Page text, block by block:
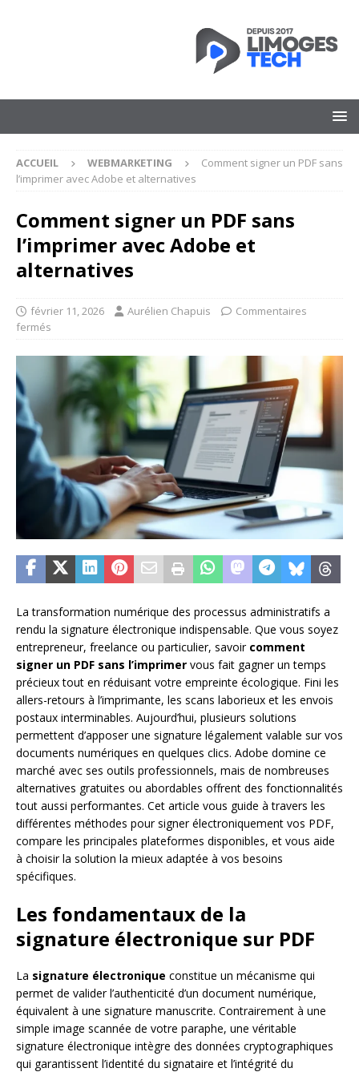
ACCUEIL WEBMARKETING
Comment signer un PDF sans
l’imprimer avec Adobe et alternatives
Comment signer un PDF sans
l’imprimer avec Adobe et
alternatives
février 11, 2026 Aurélien Chapuis
Commentaires
fermés
La transformation numérique des processus administratifs a
rendu la signature électronique indispensable. Que vous soyez
entrepreneur, freelance ou particulier, savoir comment
signer un PDF sans l’imprimer vous fait gagner un temps
précieux tout en réduisant votre empreinte écologique. Fini les
allers-retours à l’imprimante, les scans laborieux et les envois
postaux interminables. Aujourd’hui, plusieurs solutions
permettent d’apposer une signature légalement valable sur vos
documents numériques en quelques clics. Adobe domine ce
marché avec ses outils professionnels, mais de nombreuses
alternatives gratuites ou abordables offrent des fonctionnalités
tout aussi performantes. Cet article vous guide à travers les
différentes méthodes pour signer électroniquement vos PDF,
compare les principales plateformes disponibles, et vous aide
à choisir la solution la mieux adaptée à vos besoins
spécifiques.
Les fondamentaux de la
signature électronique sur PDF
La signature électronique constitue un mécanisme qui
permet de valider l’authenticité d’un document numérique,
équivalent à une signature manuscrite. Contrairement à une
simple image scannée de votre paraphe, une véritable
signature électronique intègre des données cryptographiques
qui garantissent l’identité du signataire et l’intégrité du